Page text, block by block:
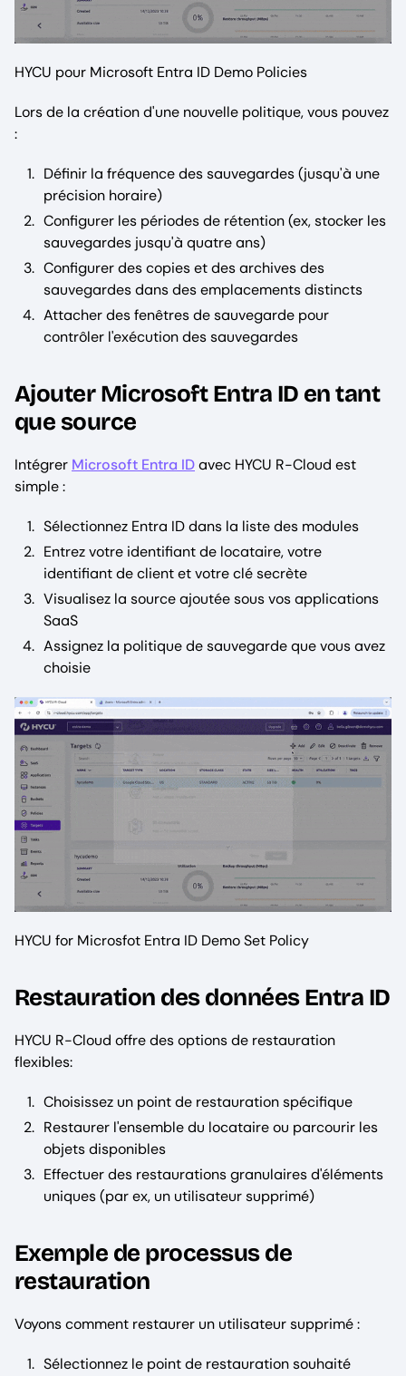
HYCU pour Microsoft Entra ID Demo Policies
Lors de la création d'une nouvelle politique, vous pouvez
:
Définir la fréquence des sauvegardes (jusqu'à une
précision horaire)
Configurer les périodes de rétention (ex, stocker les
sauvegardes jusqu'à quatre ans)
Configurer des copies et des archives des
sauvegardes dans des emplacements distincts
Attacher des fenêtres de sauvegarde pour
contrôler l'exécution des sauvegardes
Ajouter Microsoft Entra ID en tant
que source
Intégrer Microsoft Entra IDavec HYCU R-Cloud est
simple :
Sélectionnez Entra ID dans la liste des modules
Entrez votre identifiant de locataire, votre
identifiant de client et votre clé secrète
Visualisez la source ajoutée sous vos applications
SaaS
Assignez la politique de sauvegarde que vous avez
choisie
HYCU for Microsfot Entra ID Demo Set Policy
Restauration des données Entra ID
HYCU R-Cloud offre des options de restauration
flexibles:
Choisissez un point de restauration spécifique
Restaurer l'ensemble du locataire ou parcourir les
objets disponibles
Effectuer des restaurations granulaires d'éléments
uniques (par ex, un utilisateur supprimé)
Exemple de processus de
restauration
Voyons comment restaurer un utilisateur supprimé :
Sélectionnez le point de restauration souhaité